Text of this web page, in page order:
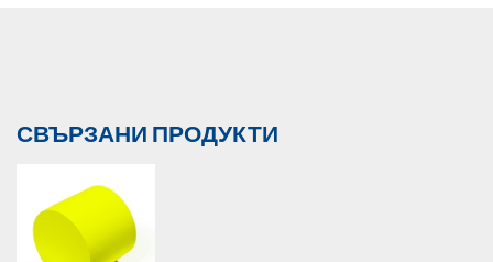
СВЪРЗАНИ ПРОДУКТИ